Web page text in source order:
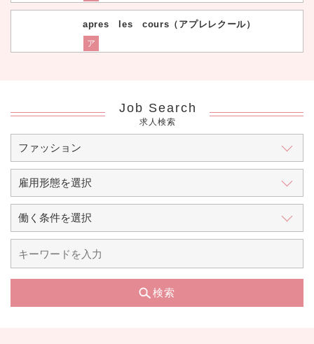
apres les cours（アプレレクール）
ア
Job Search
求人検索
検索